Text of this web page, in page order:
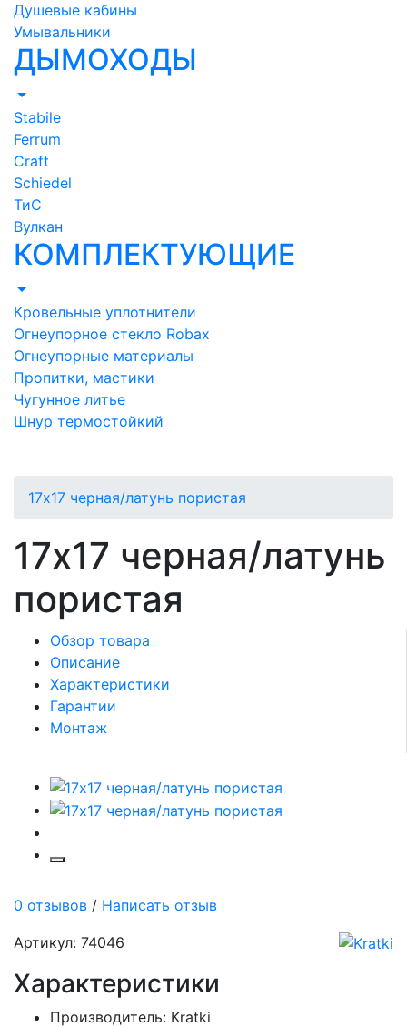
Душевые кабины
Умывальники
ДЫМОХОДЫ
Stabile
Ferrum
Craft
Schiedel
ТиС
Вулкан
КОМПЛЕКТУЮЩИЕ
Кровельные уплотнители
Огнеупорное стекло Robax
Огнеупорные материалы
Пропитки, мастики
Чугунное литье
Шнур термостойкий
17х17 черная/латунь пористая
17х17 черная/латунь
пористая
Обзор товара
Описание
Характеристики
Гарантии
Монтаж
0 отзывов / Написать отзыв
Артикул: 74046
Характеристики
Производитель: Kratki